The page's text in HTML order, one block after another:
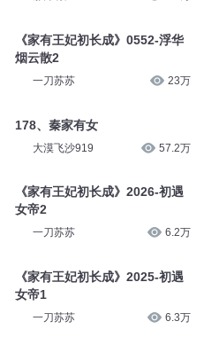
《家有王妃初长成》0552-浮华
烟云散2
一刀苏苏 23万
178、秦家有女
大漠飞沙919 57.2万
《家有王妃初长成》2026-初遇
女帝2
一刀苏苏 6.2万
《家有王妃初长成》2025-初遇
女帝1
一刀苏苏 6.3万